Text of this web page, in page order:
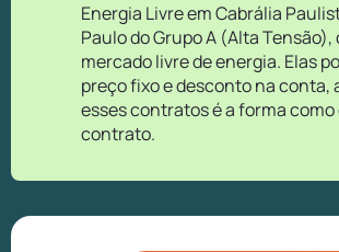
Energia Livre em Cabrália
Paulo do Grupo A (Alta
mercado livre de energia. Elas
preço fixo e desconto na conta,
esses contratos é a forma
contrato.